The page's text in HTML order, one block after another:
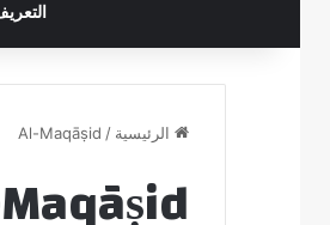
الرئيسية /
Al-Maqāṣid